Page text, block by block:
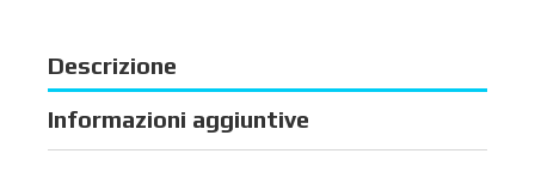
Descrizione
Informazioni aggiuntive